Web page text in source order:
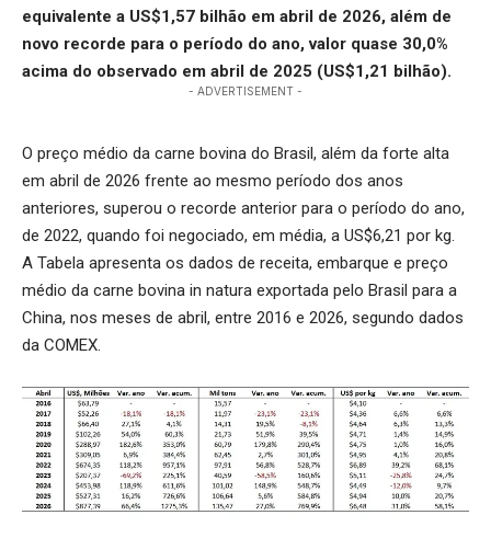
equivalente a US$1,57 bilhão em abril de 2026, além de
novo recorde para o período do ano, valor quase 30,0%
acima do observado em abril de 2025 (US$1,21 bilhão).
- ADVERTISEMENT -
O preço médio da carne bovina do Brasil, além da forte alta
em abril de 2026 frente ao mesmo período dos anos
anteriores, superou o recorde anterior para o período do ano,
de 2022, quando foi negociado, em média, a US$6,21 por kg.
A Tabela apresenta os dados de receita, embarque e preço
médio da carne bovina in natura exportada pelo Brasil para a
China, nos meses de abril, entre 2016 e 2026, segundo dados
da COMEX.